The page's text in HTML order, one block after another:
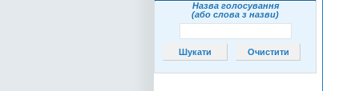
Назва голосування
(або слова з назви)